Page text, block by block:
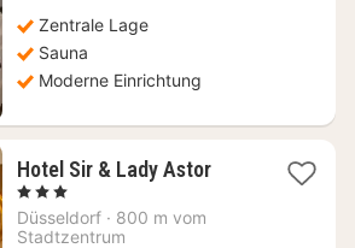
Zentrale Lage
Sauna
Moderne Einrichtung
Hotel Sir & Lady Astor1
, 3 Sterne
Düsseldorf · 800 m vom
Stadtzentrum